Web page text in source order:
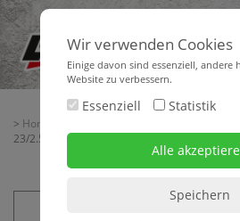
> Home
23/2.5 S
Wir verwenden Cookies
Einige davon sind essenziell, andere
Website zu verbessern.
Essenziell Statistik